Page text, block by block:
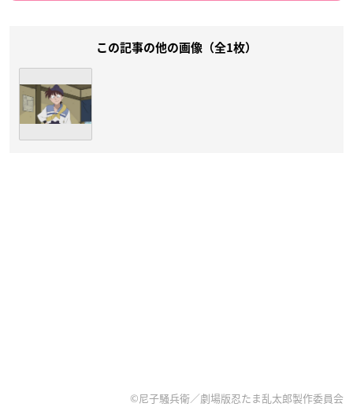
この記事の他の画像（全1枚）
©尼子騒兵衛／劇場版忍たま乱太郎製作委員会